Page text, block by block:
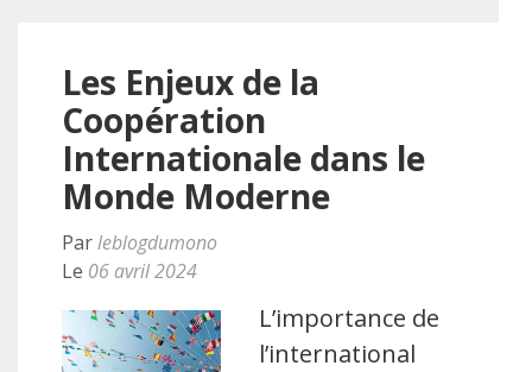
Les Enjeux de la
Coopération
Internationale dans le
Monde Moderne
Parleblogdumono
Le 06 avril 2024
L’importance de
l’international